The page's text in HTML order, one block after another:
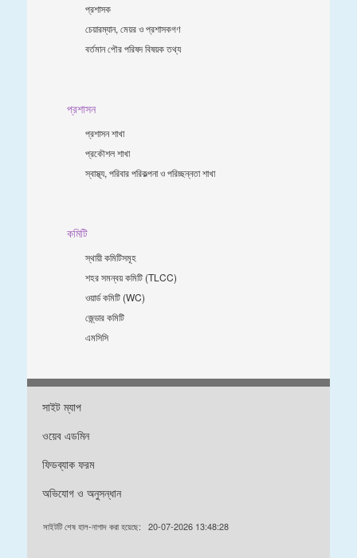
প্রশাসক
চেয়ারম্যান, মেয়র ও প্রশাসকগণ
বর্তমান পৌর পরিষদ বিষয়ক তথ্য
প্রশাসন
প্রশাসন শাখা
প্রকৌশল শাখা
স্বাস্থ্য, পরিবার পরিকল্পনা ও পরিচ্ছন্নতা শাখা
কমিটি
স্থায়ী কমিটিসমূহ
শহর সমন্বয় কমিটি (TLCC)
ওয়ার্ড কমিটি (WC)
জে্ন্ডার কমিটি
এমসিসি
সাইট ম্যাপ
ওয়েব এডমিন
ফিডব্যাক ফরম
অভিযোগ ও অনুসন্ধান
সাইটটি শেষ হাল-নাগাদ করা হয়েছে: 20-07-2026 13:48:28